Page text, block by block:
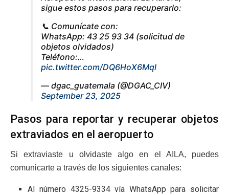
sigue estos pasos para recuperarlo:
📞 Comunícate con:
WhatsApp: 43 25 93 34 (solicitud de
objetos olvidados)
Teléfono:…
pic.twitter.com/DQ6HoX6Mql
— dgac_guatemala (@DGAC_CIV)
September 23, 2025
Pasos para reportar y recuperar objetos
extraviados en el aeropuerto
Si extraviaste u olvidaste algo en el AILA, puedes
comunicarte a través de los siguientes canales:
Al número 4325-9334 vía WhatsApp para solicitar